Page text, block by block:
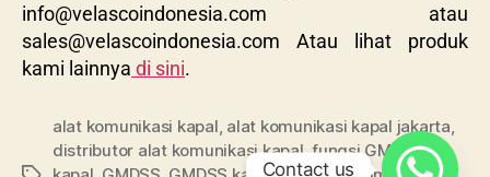
info@velascoindonesia.com atau
sales@velascoindonesia.com Atau lihat produk
kami lainnya di sini.
alat komunikasi kapal alat komunikasi kapal jakarta
distributor alat komunikasi kapal,fungsi GMDSS di
Contact us